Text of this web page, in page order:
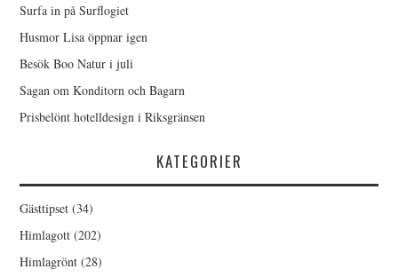
Surfa in på Surflogiet
Husmor Lisa öppnar igen
Besök Boo Natur i juli
Sagan om Konditorn och Bagarn
Prisbelönt hotelldesign i Riksgränsen
KATEGORIER
Gästtipset (34)
Himlagott (202)
Himlagrönt (28)